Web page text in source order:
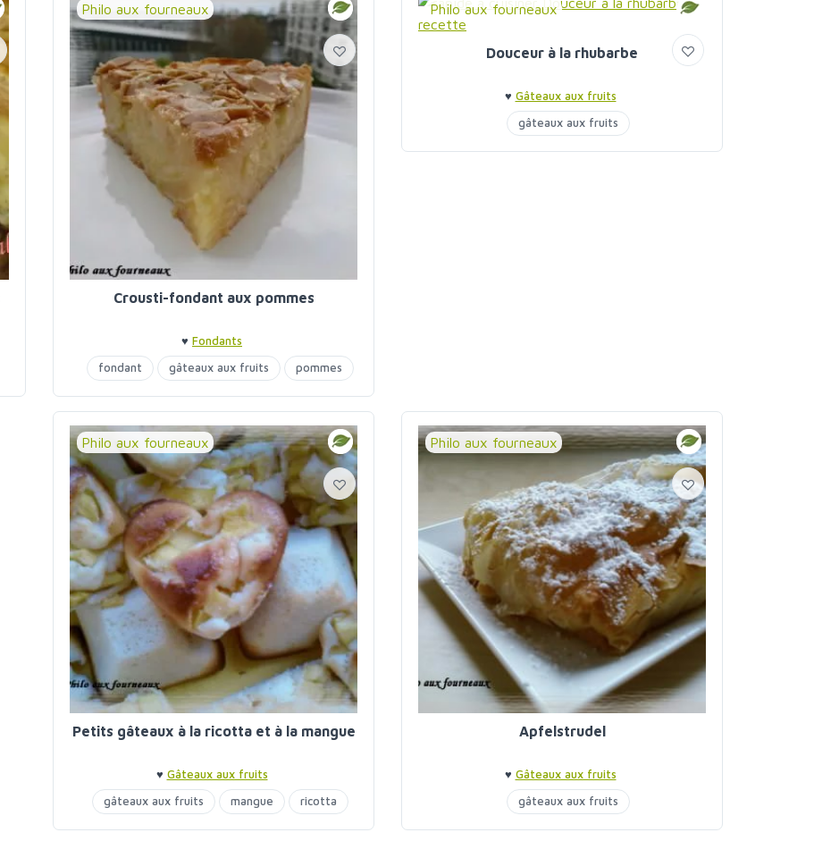
Philo aux fourneaux
Crousti-fondant aux pommes
♥ Fondants
fondant
gâteaux aux fruits pommes
Philo aux fourneaux
Douceur à la rhubarbe
♥ Gâteaux aux fruits
gâteaux aux fruits
Philo aux fourneaux
Petits gâteaux à la ricotta et à la mangue
♥ Gâteaux aux fruits
gâteaux aux fruits
mangue ricotta
Philo aux fourneaux
Apfelstrudel
♥ Gâteaux aux fruits
gâteaux aux fruits